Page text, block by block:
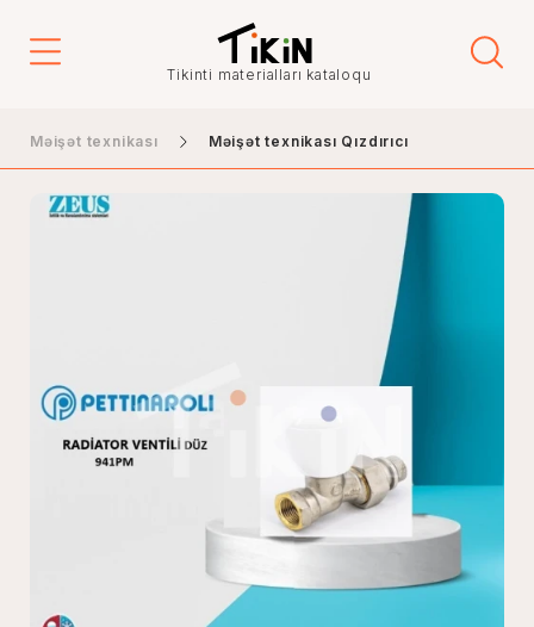
Tikinti materialları kataloqu
Məişət texnikası Məişət texnikası Qızdırıcı